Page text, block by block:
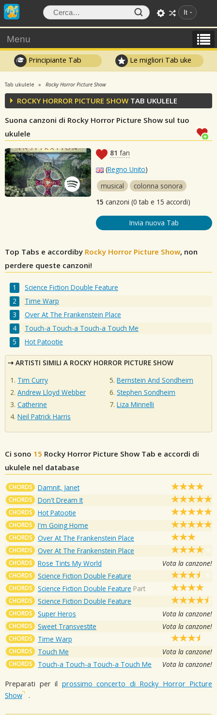
It
Menu
Principiante Tab Le migliori Tab uke
Tab ukulele Rocky Horror Picture Show
ROCKY HORROR PICTURE SHOW TAB UKULELE
Suona canzoni di Rocky Horror Picture Show sul tuo
ukulele
81 fan
(Regno Unito)
musical
colonna sonora
15 canzoni (0 tab e 15 accordi)
Invia nuova Tab
Top Tabs e accordiby Rocky Horror Picture Show, non
perdere queste canzoni!
Science Fiction Double Feature
Time Warp
Over At The Frankenstein Place
Touch-a Touch-a Touch-a Touch Me
Hot Patootie
ARTISTI SIMILI A ROCKY HORROR PICTURE SHOW
Tim Curry
Andrew Lloyd Webber
Catherine
Neil Patrick Harris
Bernstein And Sondheim
Stephen Sondheim
Liza Minnelli
Ci sono 15 Rocky Horror Picture Show Tab e accordi di
ukulele nel database
CHORDS Damnit, Janet
CHORDS Don't Dream It
CHORDS Hot Patootie
CHORDS I'm Going Home
CHORDS Over At The Frankenstein Place
CHORDS Over At The Frankenstein Place
CHORDS Rose Tints My World Vota la canzone!
CHORDS Science Fiction Double Feature
CHORDS Science Fiction Double Feature Part
CHORDS Science Fiction Double Feature
CHORDS Super Heros Vota la canzone!
CHORDS Sweet Transvestite Vota la canzone!
CHORDS Time Warp
CHORDS Touch Me Vota la canzone!
CHORDS Touch-a Touch-a Touch-a Touch Me Vota la canzone!
Preparati per il prossimo concerto di Rocky Horror Picture
Show
.